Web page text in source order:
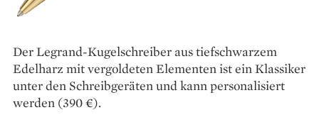
Der Legrand-Kugelschreiber aus tiefschwarzem
Edelharz mit vergoldeten Elementen ist ein Klassiker
unter den Schreibgeräten und kann personalisiert
werden (390 €).